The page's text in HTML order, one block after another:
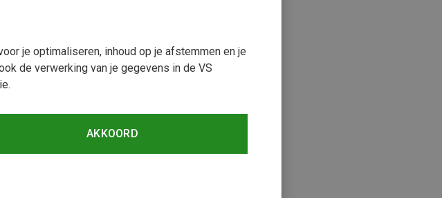
je optimaliseren, inhoud op je afstemmen en je
de verwerking van je gegevens in de VS
AKKOORD